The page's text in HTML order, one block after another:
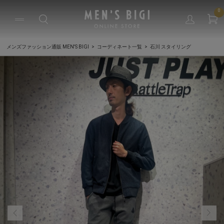
0
メンズファッション通販 MEN'S BIGI コーディネート一覧 石川 スタイリング